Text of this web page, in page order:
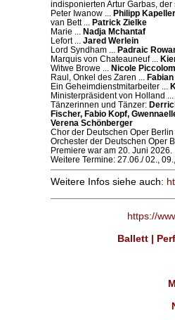
indisponierten Artur Garbas,
Peter Iwanow ...
Philipp Kapeller
van Bett ...
Patrick Zielke
Marie ...
Nadja Mchantaf
Lefort ... Jared Werlein
Lord Syndham ...
Padraic
Marquis von Chateauneuf ...
Witwe Browe ...
Nicole
Raul, Onkel des Zaren ...
Ein Geheimdienstmitarbeiter ...
Ministerpräsident von Holland ...
Tänzerinnen und Tänzer:
Fischer, Fabio Kopf,
Verena Schönberger
Chor der Deutschen Oper Berlin
Orchester der Deutschen Oper
Premiere war am 20. Juni 2026.
Weitere Termine: 27.06./ 02.,
Weitere Infos siehe auch:
https://
Ballett |